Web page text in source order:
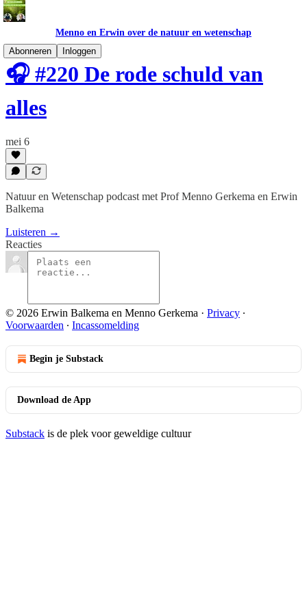
Menno en Erwin over de natuur en wetenschap
Abonneren
Inloggen
🎧 #220 De rode schuld van
alles
mei 6
Natuur en Wetenschap podcast met Prof Menno Gerkema en Erwin
Balkema
Luisteren →
Reacties
© 2026 Erwin Balkema en Menno Gerkema · Privacy ∙
Voorwaarden ∙ Incassomelding
Begin je Substack
Download de App
Substack is de plek voor geweldige cultuur